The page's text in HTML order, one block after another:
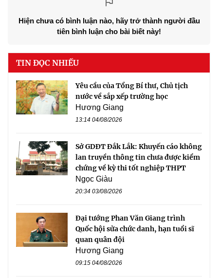
Hiện chưa có bình luận nào, hãy trở thành người đầu
tiên bình luận cho bài biết này!
TIN ĐỌC NHIỀU
Yêu cầu của Tổng Bí thư, Chủ tịch
nước về sắp xếp trường học
Hương Giang
13:14 04/08/2026
Sở GDĐT Đắk Lắk: Khuyến cáo không
lan truyền thông tin chưa được kiểm
chứng về kỳ thi tốt nghiệp THPT
Ngọc Giàu
20:34 03/08/2026
Đại tướng Phan Văn Giang trình
Quốc hội sửa chức danh, hạn tuổi sĩ
quan quân đội
Hương Giang
09:15 04/08/2026